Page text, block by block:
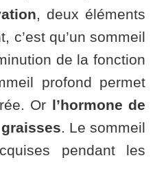
, deux éléments
qu’un sommeil
de la fonction
profond permet
Or l’hormone de
. Le sommeil
pendant les